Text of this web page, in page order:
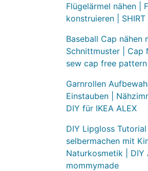
Flügelärmel nähen |
konstruieren | SHIRT
Baseball Cap nähen
Schnittmuster | Cap
sew cap free pattern
Garnrollen
Einstauben |
DIY für IKEA ALEX
DIY Lipgloss
selbermachen mit
Naturkosmetik | DIY
mommymade